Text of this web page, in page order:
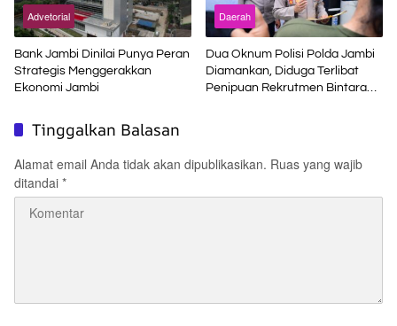
Advetorial
Bank Jambi Dinilai Punya Peran
Strategis Menggerakkan
Ekonomi Jambi
Daerah
Dua Oknum Polisi Polda Jambi
Diamankan, Diduga Terlibat
Penipuan Rekrutmen Bintara
Tinggalkan Balasan
Alamat email Anda tidak akan dipublikasikan. Ruas yang wajib
ditandai *